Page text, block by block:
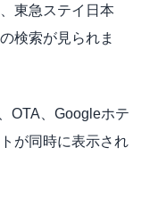
東急ステイ日本
検索が見られま
OTA、Googleホテ
が同時に表示され